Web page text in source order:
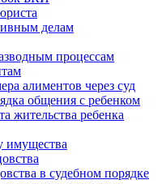
делам
процессам
алиментов через суд
общения с ребенком
жительства ребенка
имущества
в судебном порядке